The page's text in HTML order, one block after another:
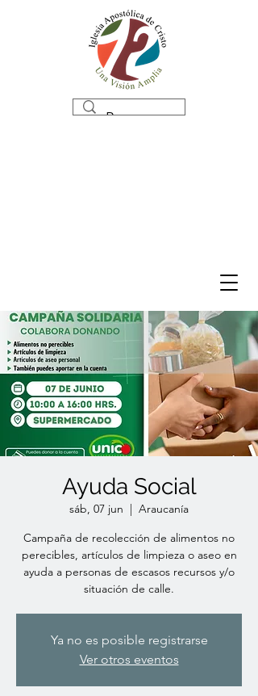
Ayuda Social
sáb, 07 jun
  |
Araucanía
Campaña de recolección de alimentos no
perecibles, artículos de limpieza o aseo en
ayuda a personas de escasos recursos y/o
situación de calle.
Ya no es posible registrarse
Ver otros eventos